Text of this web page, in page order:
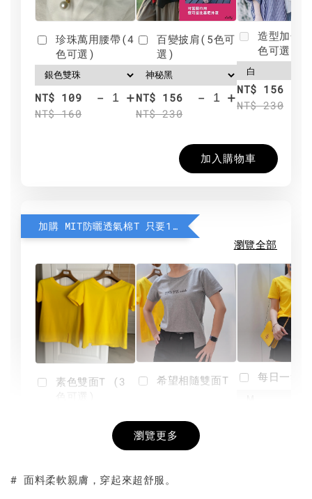
珍珠萬用腰帶(4
色可選)
NT$ 109
NT$ 160
- +
百變披肩(5色可
選)
NT$ 156
NT$ 230
- +
造型加分
色可選)
NT$ 156
NT$ 230
加入購物車
加購 MIT防曬透氣棉T 只要190元
瀏覽全部
素色雙面T (3
+
希望相隨雙面T
NT$ 190
-
每日一笑
瀏覽更多
# 面料柔軟親膚，穿起來超舒服。